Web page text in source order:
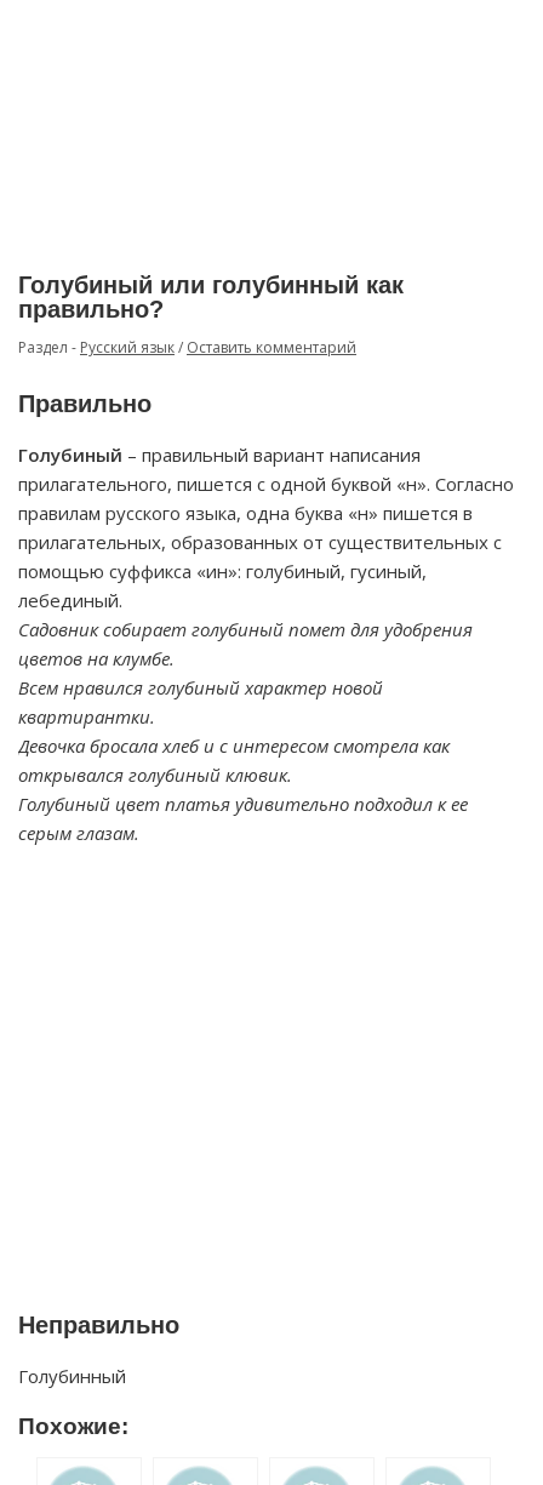
Голубиный или голубинный как
правильно?
Раздел - Русский язык/ Оставить комментарий
Правильно
Голубиный – правильный вариант написания
прилагательного, пишется с одной буквой «н». Согласно
правилам русского языка, одна буква «н» пишется в
прилагательных, образованных от существительных с
помощью суффикса «ин»: голубиный, гусиный,
лебединый.
Садовник собирает голубиный помет для удобрения
цветов на клумбе.
Всем нравился голубиный характер новой
квартирантки.
Девочка бросала хлеб и с интересом смотрела как
открывался голубиный клювик.
Голубиный цвет платья удивительно подходил к ее
серым глазам.
Неправильно
Голубинный
Похожие: